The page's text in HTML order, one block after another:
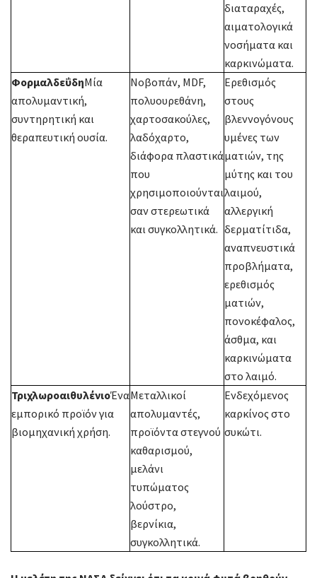
διαταραχές,
αιματολογικά
νοσήματα και
καρκινώματα.
ΦορμαλδεΰδηΜία
απολυμαντική,
συντηρητική και
θεραπευτική ουσία.
Νοβοπάν, MDF,
πολυουρεθάνη,
χαρτοσακούλες,
λαδόχαρτο,
διάφορα πλαστικά
που
χρησιμοποιούνται
σαν στερεωτικά
και συγκολλητικά.
Ερεθισμός
στους
βλεννογόνους
υμένες των
ματιών, της
μύτης και του
λαιμού,
αλλεργική
δερματίτιδα,
αναπνευστικά
προβλήματα,
ερεθισμός
ματιών,
πονοκέφαλος,
άσθμα, και
καρκινώματα
στο λαιμό.
ΤριχλωροαιθυλένιοΈνα
εμπορικό προϊόν για
βιομηχανική χρήση.
Μεταλλικοί
απολυμαντές,
προϊόντα στεγνού
καθαρισμού,
μελάνι
τυπώματος
λούστρο,
βερνίκια,
συγκολλητικά.
Ενδεχόμενος
καρκίνος στο
συκώτι.